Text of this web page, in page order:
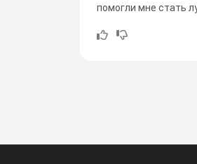
помогли мне стать